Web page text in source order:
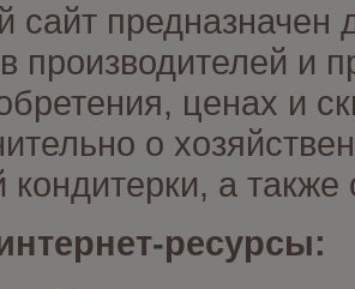
сайт предназначен
производителей и
ценах и
о
кондитерки, а
ресурсы: